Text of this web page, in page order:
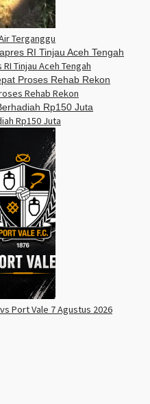
Terganggu
Tinjau Aceh Tengah
Rehab Rekon
Rp150 Juta
Port Vale 7 Agustus 2026